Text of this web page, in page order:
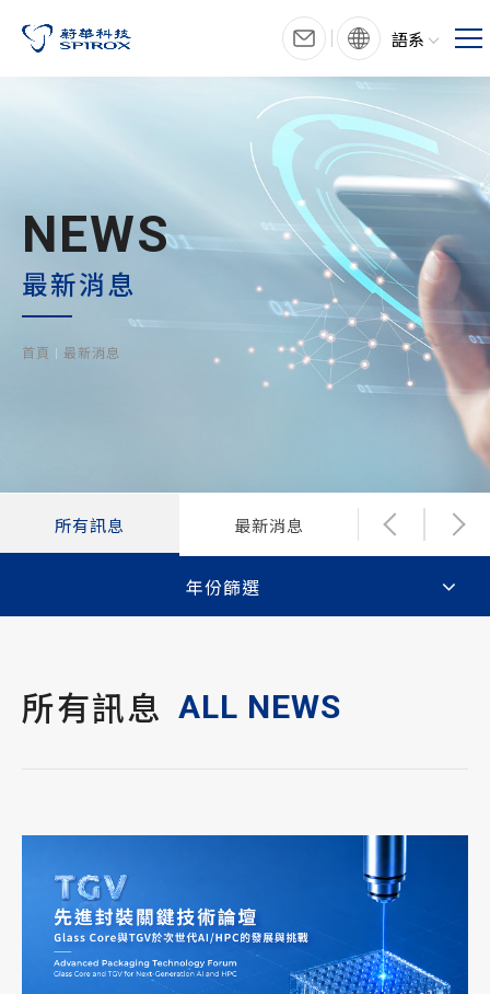
語系
NEWS
最新消息
首頁 最新消息
所有訊息 最新消息 財務新聞
年份篩選
所有訊息 ALL NEWS